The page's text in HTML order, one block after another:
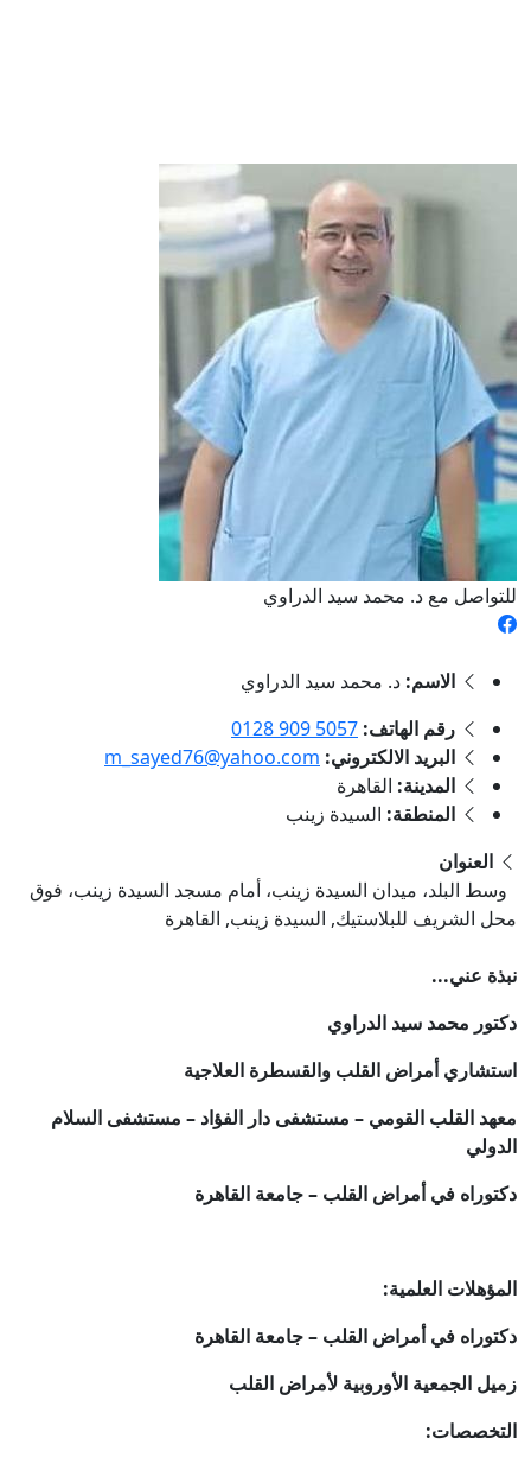
للتواصل مع د. محمد سيد الدراوي
الاسم: د. محمد سيد الدراوي
رقم الهاتف: ‎0128 909 5057
البريد الالكتروني: m_sayed76@yahoo.com
المدينة: القاهرة
المنطقة: السيدة زينب
العنوان
وسط البلد، ميدان السيدة زينب، أمام مسجد السيدة زينب، فوق
محل الشريف للبلاستيك, السيدة زينب, القاهرة
نبذة عني...
دكتور محمد سيد الدراوي
استشاري أمراض القلب والقسطرة العلاجية
معهد القلب القومي – مستشفى دار الفؤاد – مستشفى السلام
الدولي
دكتوراه في أمراض القلب – جامعة القاهرة
المؤهلات العلمية:
دكتوراه في أمراض القلب – جامعة القاهرة
زميل الجمعية الأوروبية لأمراض القلب
التخصصات: